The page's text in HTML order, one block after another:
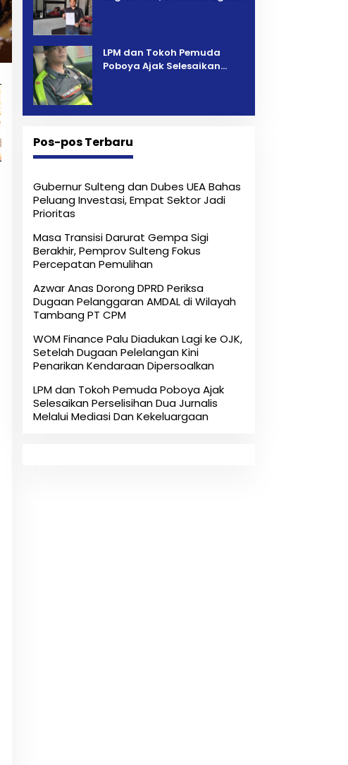
LPM dan Tokoh Pemuda
Poboya Ajak Selesaikan
Pos-pos Terbaru
Gubernur Sulteng dan Dubes UEA Bahas
Peluang Investasi, Empat Sektor Jadi
Prioritas
Masa Transisi Darurat Gempa Sigi
Berakhir, Pemprov Sulteng Fokus
Percepatan Pemulihan
Azwar Anas Dorong DPRD Periksa
Dugaan Pelanggaran AMDAL di Wilayah
Tambang PT CPM
‎WOM Finance Palu Diadukan Lagi ke OJK,
Setelah Dugaan Pelelangan Kini
Penarikan Kendaraan Dipersoalkan ‎
LPM dan Tokoh Pemuda Poboya Ajak
Selesaikan Perselisihan Dua Jurnalis
Melalui Mediasi Dan Kekeluargaan